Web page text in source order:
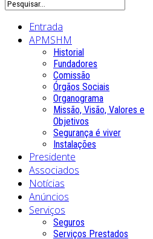
Entrada
APMSHM
Historial
Fundadores
Comissão
Órgãos Sociais
Organograma
Missão, Visão, Valores e
Objetivos
Segurança é viver
Instalações
Presidente
Associados
Notícias
Anúncios
Serviços
Seguros
Serviços Prestados